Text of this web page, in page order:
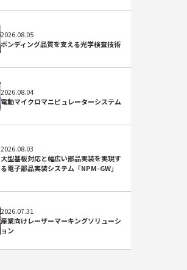
2026.08.05
ボンディング品質を支える光学検査技術
2026.08.04
電動マイクロマニピュレーターシステム
2026.08.03
大型基板対応と幅広い部品実装を実現す
る電子部品実装システム「NPM-GW」
2026.07.31
産業向けレーザーマーキングソリューシ
ョン